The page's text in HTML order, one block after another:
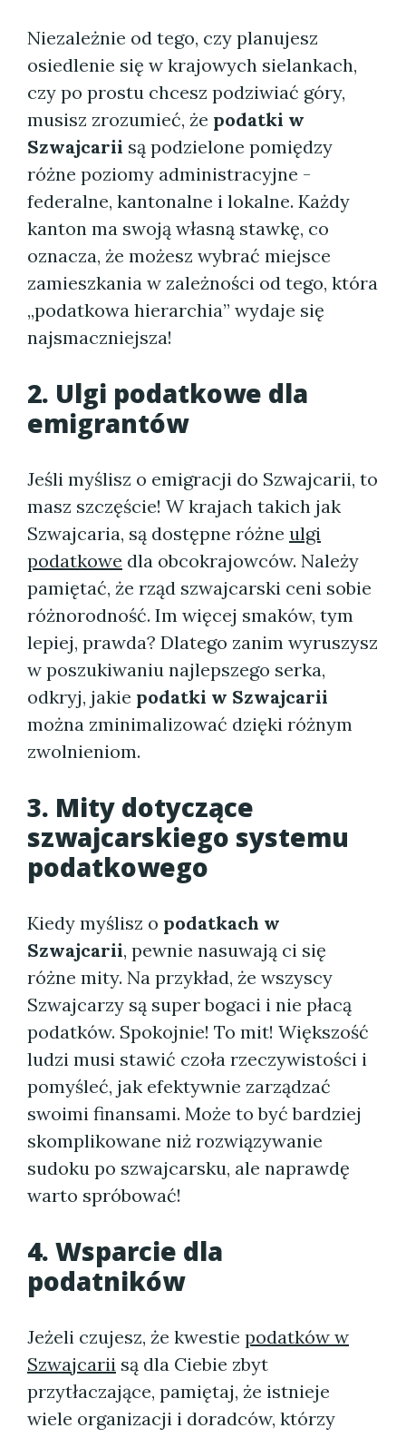
Niezależnie od tego, czy planujesz
osiedlenie się w krajowych sielankach,
czy po prostu chcesz podziwiać góry,
musisz zrozumieć, że podatki w
Szwajcarii są podzielone pomiędzy
różne poziomy administracyjne -
federalne, kantonalne i lokalne. Każdy
kanton ma swoją własną stawkę, co
oznacza, że możesz wybrać miejsce
zamieszkania w zależności od tego, która
„podatkowa hierarchia” wydaje się
najsmaczniejsza!
2. Ulgi podatkowe dla
emigrantów
Jeśli myślisz o emigracji do Szwajcarii, to
masz szczęście! W krajach takich jak
Szwajcaria, są dostępne różne ulgi
podatkowe dla obcokrajowców. Należy
pamiętać, że rząd szwajcarski ceni sobie
różnorodność. Im więcej smaków, tym
lepiej, prawda? Dlatego zanim wyruszysz
w poszukiwaniu najlepszego serka,
odkryj, jakie podatki w Szwajcarii
można zminimalizować dzięki różnym
zwolnieniom.
3. Mity dotyczące
szwajcarskiego systemu
podatkowego
Kiedy myślisz o podatkach w
Szwajcarii, pewnie nasuwają ci się
różne mity. Na przykład, że wszyscy
Szwajcarzy są super bogaci i nie płacą
podatków. Spokojnie! To mit! Większość
ludzi musi stawić czoła rzeczywistości i
pomyśleć, jak efektywnie zarządzać
swoimi finansami. Może to być bardziej
skomplikowane niż rozwiązywanie
sudoku po szwajcarsku, ale naprawdę
warto spróbować!
4. Wsparcie dla
podatników
Jeżeli czujesz, że kwestie podatków w
Szwajcarii są dla Ciebie zbyt
przytłaczające, pamiętaj, że istnieje
wiele organizacji i doradców, którzy